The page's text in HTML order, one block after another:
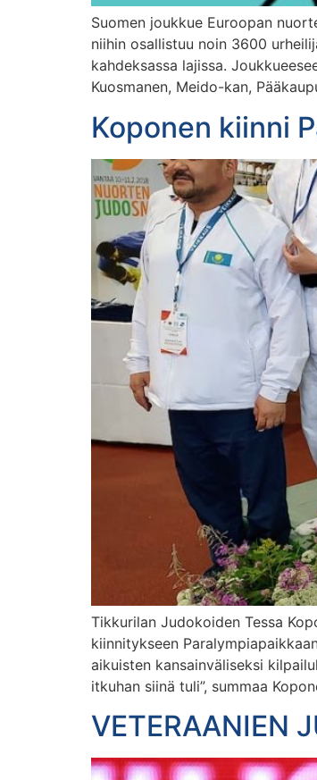
Suomen joukkue Euroopan
niihin osallistuu noin 3600
kahdeksassa lajissa.
Kuosmanen, Meido-kan,
Koponen kiinni
Tikkurilan Judokoiden Tessa
kiinnitykseen
aikuisten kansainväliseksi
itkuhan siinä tuli”, summaa
VETERAANIEN